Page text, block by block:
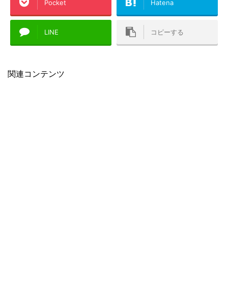
Pocket Hatena
LINE コピーする
関連コンテンツ